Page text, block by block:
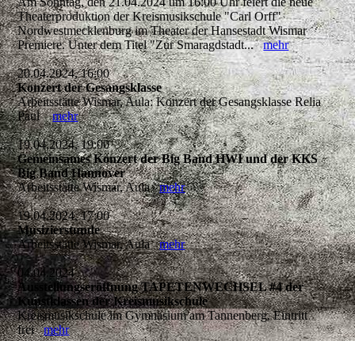
Theaterproduktion der Kreismusikschule "Carl Orff"
Nordwestmecklenburg im Theater der Hansestadt Wismar
Premiere. Unter dem Titel "Zur Smaragdstadt...mehr
20.04.2024, 16:00
Konzert der Gesangsklasse
Arbeitsstätte Wismar, Aula: Konzert der Gesangsklasse Relia
Paulmehr
19.04.2024, 19:00
Gemeinsames Konzert der Big Band HWI und der KKS
Big Band Hannover
Arbeitsstätte Wismar, Aulamehr
19.04.2024, 17:00
Musizierstunde
Arbeitsstätte Wismar, Aulamehr
04.04.2024
Ausstellungseröffnung TAPETENWECHSEL #4 der
Kunstklassen der Kreismusikschule
Kreismusikschule im Gymnasium am Tannenberg, Eintritt
freimehr